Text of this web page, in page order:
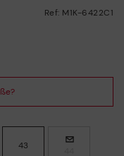
Ref: M1K-6422C1
43